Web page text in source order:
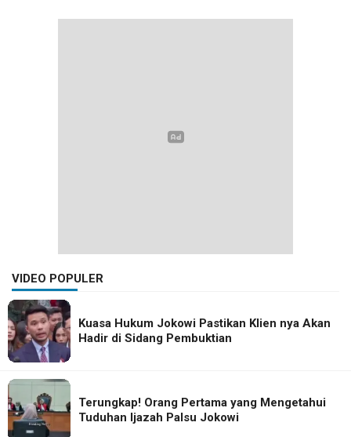
VIDEO POPULER
Kuasa Hukum Jokowi Pastikan Klien nya Akan
Hadir di Sidang Pembuktian
Terungkap! Orang Pertama yang Mengetahui
Tuduhan Ijazah Palsu Jokowi